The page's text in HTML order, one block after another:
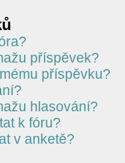
příspěvek?
příspěvku?
hlasování?
k fóru?
v anketě?